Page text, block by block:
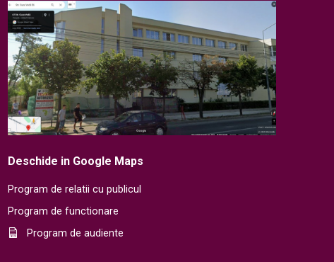
Deschide in Google Maps
Program de relatii cu publicul
Program de functionare
Program de audiente